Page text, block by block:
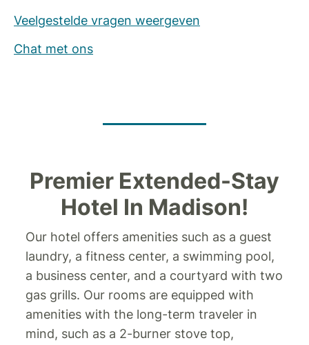
Veelgestelde vragen weergeven
Chat met ons
Premier Extended-Stay
Hotel In Madison!
Our hotel offers amenities such as a guest
laundry, a fitness center, a swimming pool,
a business center, and a courtyard with two
gas grills. Our rooms are equipped with
amenities with the long-term traveler in
mind, such as a 2-burner stove top,